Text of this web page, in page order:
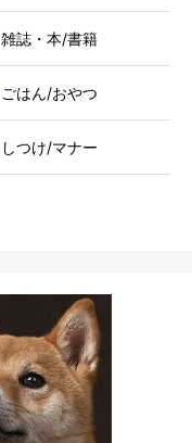
雑誌・本/書籍
ごはん/おやつ
しつけ/マナー